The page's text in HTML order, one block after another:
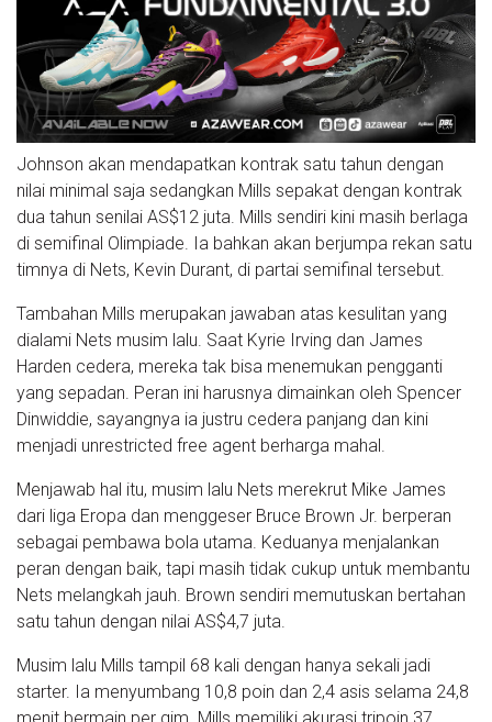
Johnson akan mendapatkan kontrak satu tahun dengan
nilai minimal saja sedangkan Mills sepakat dengan kontrak
dua tahun senilai AS$12 juta. Mills sendiri kini masih berlaga
di semifinal Olimpiade. Ia bahkan akan berjumpa rekan satu
timnya di Nets, Kevin Durant, di partai semifinal tersebut.
Tambahan Mills merupakan jawaban atas kesulitan yang
dialami Nets musim lalu. Saat Kyrie Irving dan James
Harden cedera, mereka tak bisa menemukan pengganti
yang sepadan. Peran ini harusnya dimainkan oleh Spencer
Dinwiddie, sayangnya ia justru cedera panjang dan kini
menjadi unrestricted free agent berharga mahal.
Menjawab hal itu, musim lalu Nets merekrut Mike James
dari liga Eropa dan menggeser Bruce Brown Jr. berperan
sebagai pembawa bola utama. Keduanya menjalankan
peran dengan baik, tapi masih tidak cukup untuk membantu
Nets melangkah jauh. Brown sendiri memutuskan bertahan
satu tahun dengan nilai AS$4,7 juta.
Musim lalu Mills tampil 68 kali dengan hanya sekali jadi
starter. Ia menyumbang 10,8 poin dan 2,4 asis selama 24,8